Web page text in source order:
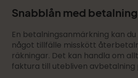
Snabblån med
En betalningsanmärkning kan
något tillfälle misskött
räkningar. Det kan handla om
faktura till utebliven avbetalning